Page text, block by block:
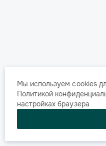
Мы используем cookies
Политикой
настройках браузера